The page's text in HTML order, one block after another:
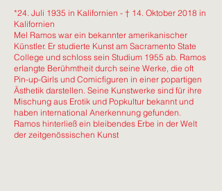
*24. Juli 1935 in Kalifornien - † 14. Oktober 2018 in
Kalifornien
Mel Ramos war ein bekannter amerikanischer
Künstler. Er studierte Kunst am Sacramento State
College und schloss sein Studium 1955 ab. Ramos
erlangte Berühmtheit durch seine Werke, die oft
Pin-up-Girls und Comicfiguren in einer popartigen
Ästhetik darstellen. Seine Kunstwerke sind für ihre
Mischung aus Erotik und Popkultur bekannt und
haben international Anerkennung gefunden.
Ramos hinterließ ein bleibendes Erbe in der Welt
der zeitgenössischen Kunst